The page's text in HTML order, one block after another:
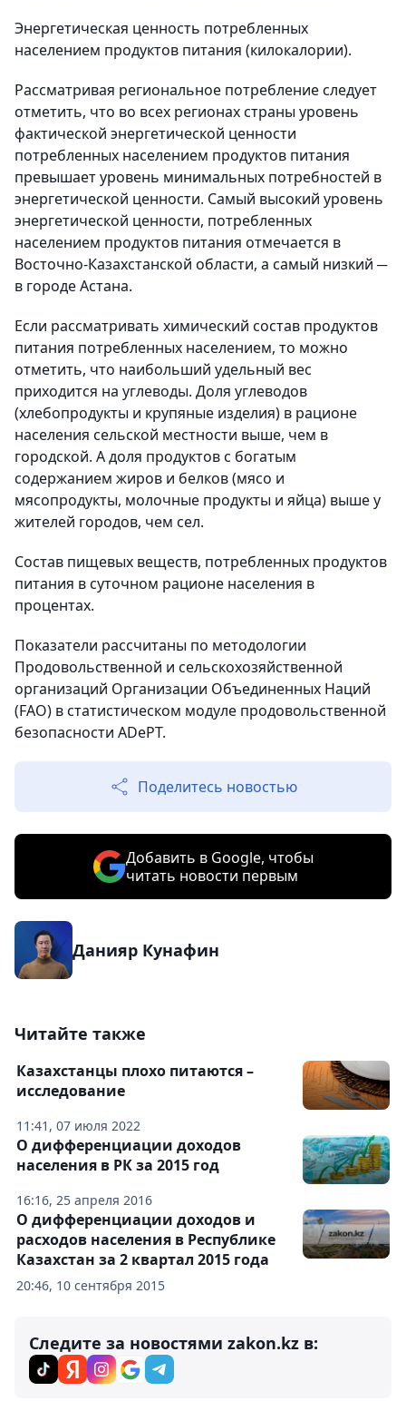
Энергетическая ценность потребленных
населением продуктов питания (килокалории).
Рассматривая региональное потребление следует
отметить, что во всех регионах страны уровень
фактической энергетической ценности
потребленных населением продуктов питания
превышает уровень минимальных потребностей в
энергетической ценности. Самый высокий уровень
энергетической ценности, потребленных
населением продуктов питания отмечается в
Восточно-Казахстанской области, а самый низкий ─
в городе Астана.
Если рассматривать химический состав продуктов
питания потребленных населением, то можно
отметить, что наибольший удельный вес
приходится на углеводы. Доля углеводов
(хлебопродукты и крупяные изделия) в рационе
населения сельской местности выше, чем в
городской. А доля продуктов с богатым
содержанием жиров и белков (мясо и
мясопродукты, молочные продукты и яйца) выше у
жителей городов, чем сел.
Состав пищевых веществ, потребленных продуктов
питания в суточном рационе населения в
процентах.
Показатели рассчитаны по методологии
Продовольственной и сельскохозяйственной
организаций Организации Объединенных Наций
(FAO) в статистическом модуле продовольственной
безопасности ADePT.
Поделитесь новостью
Добавить в Google, чтобы
читать новости первым
Данияр Кунафин
Читайте также
11:41, 07 июля 2022
Казахстанцы плохо питаются –
исследование
16:16, 25 апреля 2016
О дифференциации доходов
населения в РК за 2015 год
20:46, 10 сентября 2015
О дифференциации доходов и
расходов населения в Республике
Казахстан за 2 квартал 2015 года
Следите за новостями zakon.kz в: